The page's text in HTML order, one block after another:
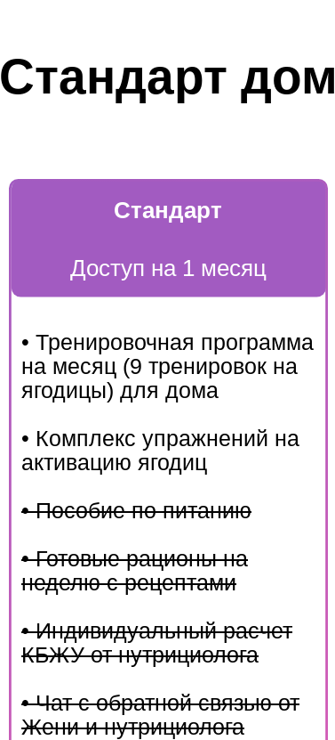
Стандарт
Доступ на 1 месяц
• Тренировочная программа
на месяц (9 тренировок на
ягодицы) для дома
• Комплекс упражнений на
активацию ягодиц
• Пособие по питанию
• Готовые рационы на
неделю с рецептами
• Индивидуальный расчет
КБЖУ от нутрициолога
• Чат с обратной связью от
Жени и нутрициолога
Стандарт дом